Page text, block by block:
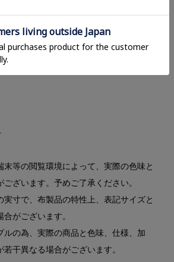
トなTシャツやシャツなどの上にレイヤー
もおすすめです。
等の閲覧環境によって、実際の色味と
ざいます。予めご了承ください。
寸で、布製品の特性上、表記サイズと
がございます。
の為、実際の商品と色味、仕様、加
干異なる場合がございます。